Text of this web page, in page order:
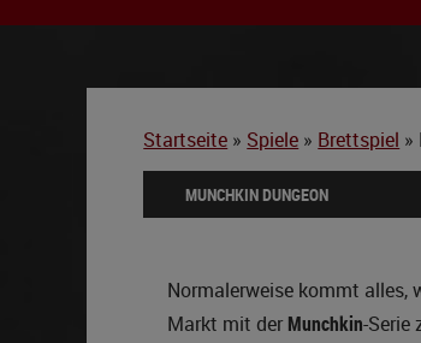
Startseite » Spiele » Brettspiel »
MUNCHKIN DUNGEON
Normalerweise kommt alles,
Markt mit derMunchkin-Serie